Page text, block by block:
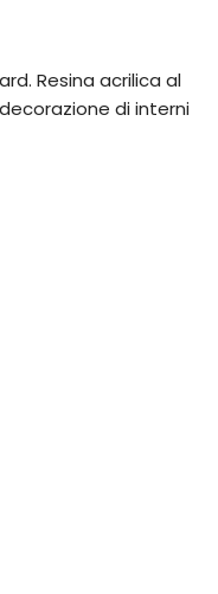
Resina acrilica al
di interni